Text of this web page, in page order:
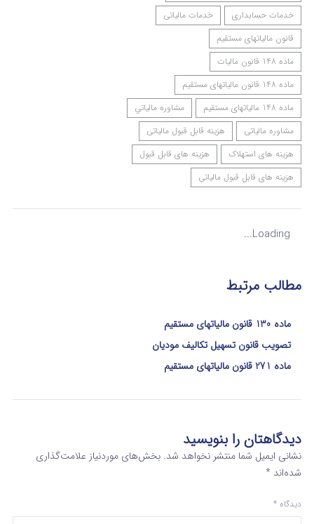
خدمات حسابداری
خدمات مالیاتی
قانون مالیاتهای مستقیم
ماده 148 قانون مالیات
ماده 148 قانون مالیاتهای مستقیم
ماده 148 مالیاتهای مستقیم
مشاوره مالياتي
مشاوره مالیاتی
هزینه قابل قبول مالیاتی
هزینه های استهلاک
هزینه های قابل قبول
هزینه های قابل قبول مالیاتی
Loading...
مطالب مرتبط
ماده 130 قانون مالیاتهای مستقیم
تصویب قانون تسهیل تکالیف مودیان
ماده 271 قانون مالیاتهای مستقیم
دیدگاهتان را بنویسید
نشانی ایمیل شما منتشر نخواهد شد. بخش‌های موردنیاز علامت‌گذاری
شده‌اند *
دیدگاه *